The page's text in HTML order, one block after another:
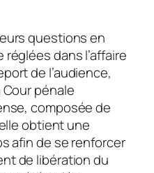
questions en
dans l’affaire
de l’audience,
pénale
composée de
obtient une
afin de se renforcer
de libération du